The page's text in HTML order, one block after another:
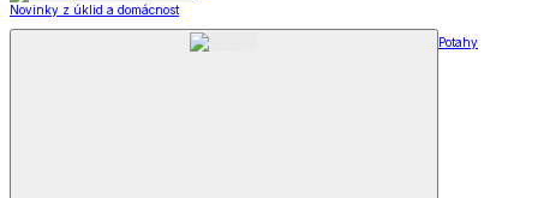
Novinky z úklid a domácnost
Potahy